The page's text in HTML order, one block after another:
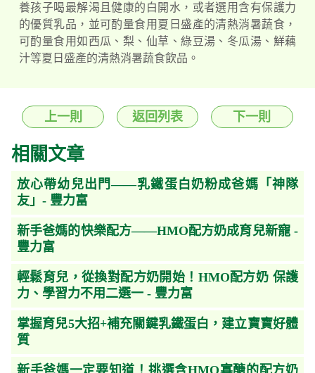
養孩子喝最解渴且健康的白開水，或者選用含有保護力
的優質乳品，並可酌量食用夏日盛產的清熱消暑蔬食，
可酌量食用如西瓜、梨、仙草、綠豆湯、冬瓜湯、鮮藕
汁等夏日盛產的清熱消暑蔬食飲品。
上一則 返回列表 下一則
相關文章
放心帶幼兒出門——乳鐵蛋白奶粉成爸媽「神隊
友」- 豐力富
新手爸媽的快樂配方——HMO配方奶成育兒新寵 -
豐力富
輕鬆育兒，從換對配方奶開始！HMO配方奶 保護
力、學習力不用二選一 - 豐力富
掌握育兒5大招+補充關鍵乳鐵蛋白，建立寶寶好體
質
新手爸媽一定要知道！挑選含HMO寡醣的配方奶